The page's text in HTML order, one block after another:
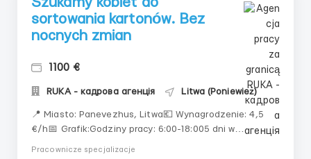
sortowania kartonów. Bez
nocnych zmian
1100 €
RUKA - кадрова агенція Litwa (Poniewież)
📍 Miasto: Panevezhus, Litwa💶 Wynagrodzenie: 4,5
€/h📅 Grafik:Godziny pracy: 6:00-18:005 dni w
Pracownicze specjalizacje